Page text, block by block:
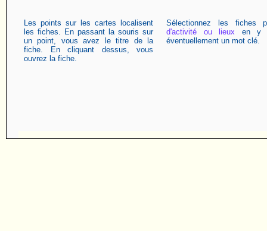
Les points sur les cartes localisent
les fiches. En passant la souris sur
un point, vous avez le titre de la
fiche. En cliquant dessus, vous
ouvrez la fiche.
Sélectionnez les fiches
d'activité ou lieux en y
éventuellement un mot clé.